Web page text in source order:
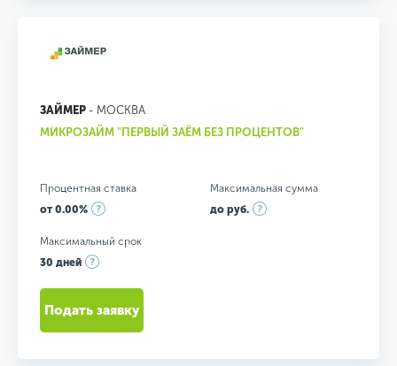
ЗАЙМЕР - МОСКВА
МИКРОЗАЙМ "ПЕРВЫЙ ЗАЁМ БЕЗ ПРОЦЕНТОВ"
Процентная ставка
от 0.00%
Максимальная сумма
до руб.
Максимальный срок
30 дней
Подать заявку